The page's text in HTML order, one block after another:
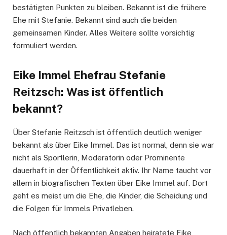
bestätigten Punkten zu bleiben. Bekannt ist die frühere
Ehe mit Stefanie. Bekannt sind auch die beiden
gemeinsamen Kinder. Alles Weitere sollte vorsichtig
formuliert werden.
Eike Immel Ehefrau Stefanie
Reitzsch: Was ist öffentlich
bekannt?
Über Stefanie Reitzsch ist öffentlich deutlich weniger
bekannt als über Eike Immel. Das ist normal, denn sie war
nicht als Sportlerin, Moderatorin oder Prominente
dauerhaft in der Öffentlichkeit aktiv. Ihr Name taucht vor
allem in biografischen Texten über Eike Immel auf. Dort
geht es meist um die Ehe, die Kinder, die Scheidung und
die Folgen für Immels Privatleben.
Nach öffentlich bekannten Angaben heiratete Eike